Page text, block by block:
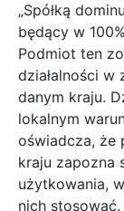
„Spółką
będący w
Podmiot ten
działalności
danym kraju.
lokalnym
oświadcza, że
kraju zapozna
użytkowania,
nich